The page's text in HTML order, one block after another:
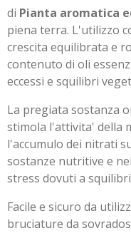
di Pianta aromatica
piena terra. L'utilizzo
crescita equilibrata e
contenuto di oli
eccessi e squilibri
La pregiata sostanza
stimola l'attivita' della
l'accumulo dei nitrati
sostanze nutritive e
stress dovuti a
Facile e sicuro da
bruciature da